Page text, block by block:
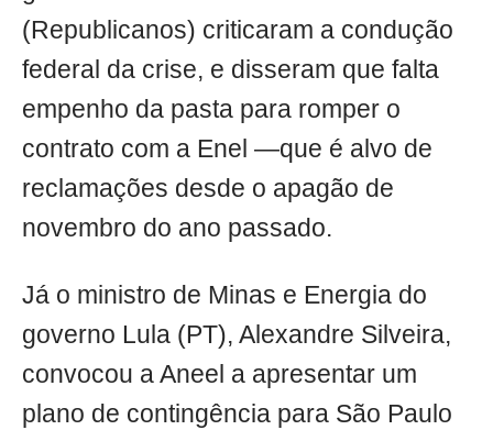
(Republicanos) criticaram a condução
federal da crise, e disseram que falta
empenho da pasta para romper o
contrato com a Enel —que é alvo de
reclamações desde o apagão de
novembro do ano passado.
Já o ministro de Minas e Energia do
governo Lula (PT), Alexandre Silveira,
convocou a Aneel a apresentar um
plano de contingência para São Paulo